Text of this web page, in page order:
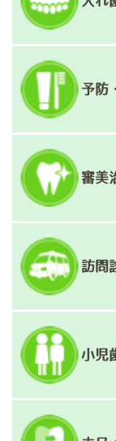
予防
審美
訪問
小児